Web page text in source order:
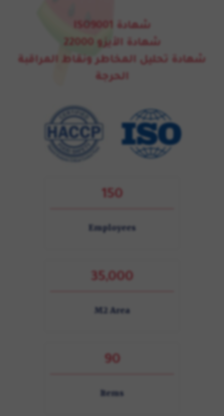
شهادة ISO9001
شهادة الأيزو 22000
شهادة تحليل المخاطر ونقاط المراقبة
الحرجة
150
Employees
35,000
M2 Area
90
Items